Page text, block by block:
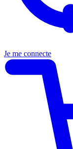
Je me connecte